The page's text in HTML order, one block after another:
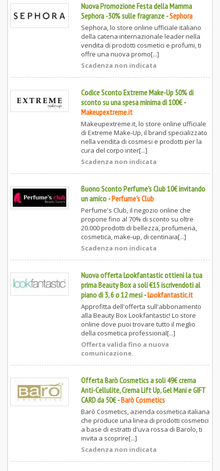
Nuova Promozione Festa della Mamma
Sephora -30% sulle fragranze -Sephora
Sephora, lo store online ufficiale italiano
della catena internazionale leader nella
vendita di prodotti cosmetici e profumi, ti
offre una nuova promo[...]
Scadenza non indicata
Codice Sconto Extreme Make-Up 50% di
sconto su una spesa minima di 100€-
Makeupextreme.it
Makeupextreme.it, lo store online ufficiale
di Extreme Make-Up, il brand specializzato
nella vendita di cosmesi e prodotti per la
cura del corpo inter[...]
Scadenza non indicata
Buono Sconto Perfume's Club 10€ invitando
un amico-Perfume's Club
Perfume's Club, il negozio online che
propone fino al 70% di sconto su oltre
20.000 prodotti di bellezza, profumeria,
cosmetica, make-up, di centinaia[...]
Scadenza non indicata
Nuova offerta Lookfantastic ottieni la tua
prima Beauty Box a soli €15 iscrivendoti al
piano di 3, 6 o 12 mesi-Lookfantastic.it
Approfitta dell'offerta sull'abbonamento
alla Beauty Box Lookfantastic! Lo store
online dove puoi trovare tutto il meglio
della cosmetica professional[...]
Offerta valida fino a nuova
comunicazione.
Offerta Barò Cosmetics a soli 49€ crema
Anti-Cellulite, Crema Lift Up, Gel Mani e GIFT
CARD da 50€-Barò Cosmetics
Barò Cosmetics, azienda cosmetica italiana
che produce una linea di prodotti cosmetici
a base di estratti d'uva rossa di Barolo, ti
invita a scoprire[...]
Scadenza non indicata